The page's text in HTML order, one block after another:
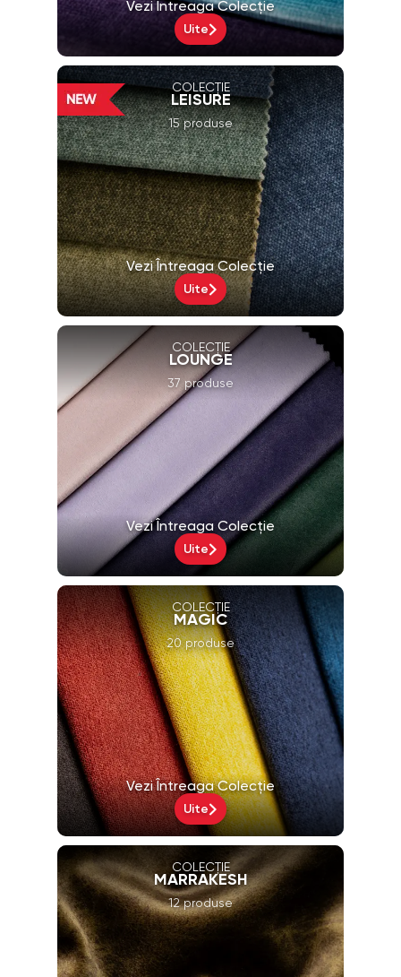
Vezi Întreaga Colecție
Uite
COLECȚIE
LEISURE
15 produse
Vezi Întreaga Colecție
Uite
COLECȚIE
LOUNGE
37 produse
Vezi Întreaga Colecție
Uite
COLECȚIE
MAGIC
20 produse
Vezi Întreaga Colecție
Uite
COLECȚIE
MARRAKESH
12 produse